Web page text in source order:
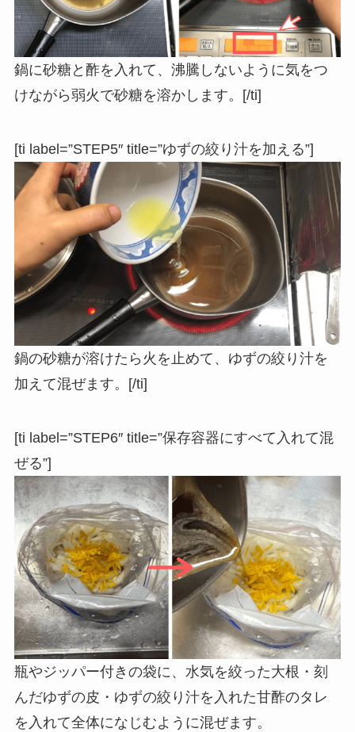
鍋に砂糖と酢を入れて、沸騰しないように気をつ
けながら弱火で砂糖を溶かします。[/ti]
[ti label=”STEP5″ title=”ゆずの絞り汁を加える”]
鍋の砂糖が溶けたら火を止めて、ゆずの絞り汁を
加えて混ぜます。[/ti]
[ti label=”STEP6″ title=”保存容器にすべて入れて混
ぜる”]
瓶やジッパー付きの袋に、水気を絞った大根・刻
んだゆずの皮・ゆずの絞り汁を入れた甘酢のタレ
を入れて全体になじむように混ぜます。